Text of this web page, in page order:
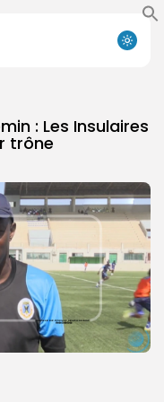
: Les Insulaires
trône